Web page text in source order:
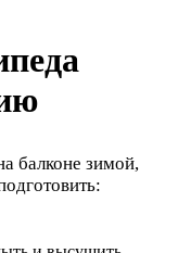
балконе зимой,